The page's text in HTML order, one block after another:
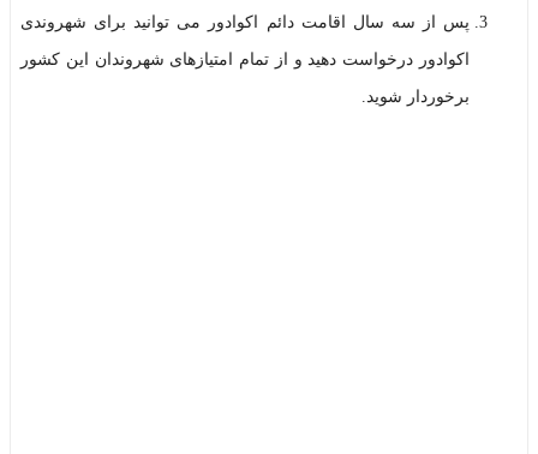
پس از سه سال اقامت دائم اکوادور می توانید برای شهروندی
اکوادور درخواست دهید و از تمام امتیازهای شهروندان این کشور
برخوردار شوید.